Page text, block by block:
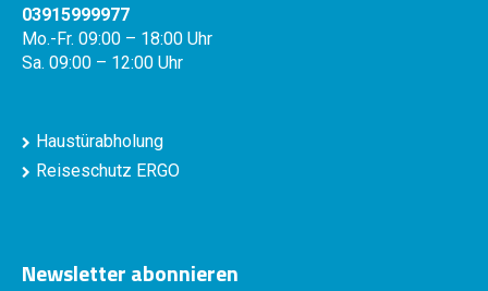
03915999977
Mo.-Fr. 09:00 – 18:00 Uhr
Sa. 09:00 – 12:00 Uhr
Haustürabholung
Reiseschutz ERGO
Newsletter abonnieren